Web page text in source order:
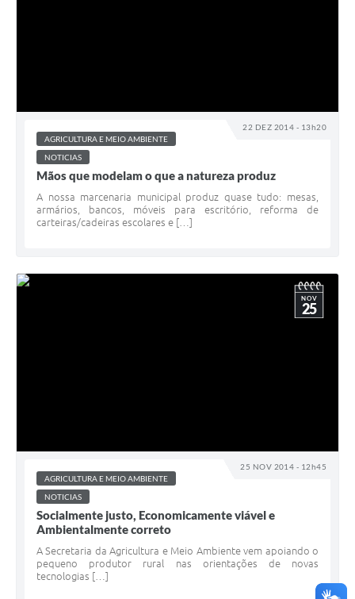
22 DEZ 2014 - 13h20
AGRICULTURA E MEIO AMBIENTE
NOTICIAS
Mãos que modelam o que a natureza produz
A nossa marcenaria municipal produz quase tudo: mesas,
armários, bancos, móveis para escritório, reforma de
carteiras/cadeiras escolares e […]
25 NOV 2014 - 12h45
NOV
25
AGRICULTURA E MEIO AMBIENTE
NOTICIAS
Socialmente justo, Economicamente viável e
Ambientalmente correto
A Secretaria da Agricultura e Meio Ambiente vem apoiando o
pequeno produtor rural nas orientações de novas
tecnologias […]